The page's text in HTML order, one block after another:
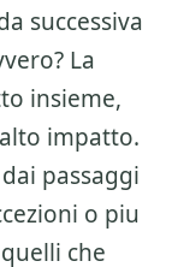
successiva
La
insieme,
impatto.
passaggi
o piu
che